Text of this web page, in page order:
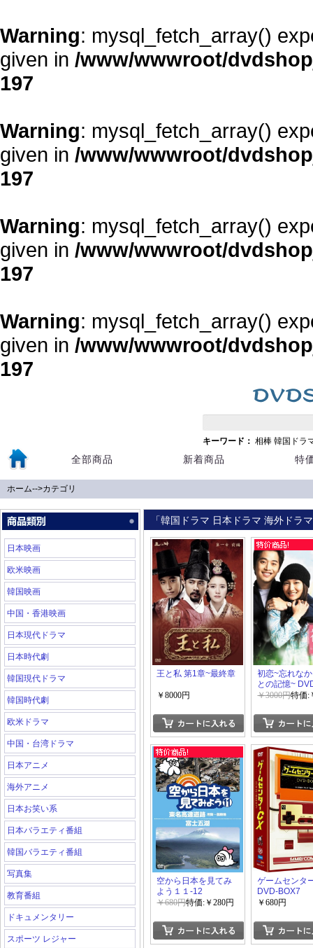
Warning: mysql_fetch_array()
given in /www/wwwroot/
197
Warning: mysql_fetch_array()
given in /www/wwwroot/
197
Warning: mysql_fetch_array()
given in /www/wwwroot/
197
Warning: mysql_fetch_array()
given in /www/wwwroot/
197
キーワード： 相棒 韓国ドラ
全部商品 新着商品 特
ホーム-->カテゴリ
日本映画
欧米映画
韓国映画
中国・香港映画
日本現代ドラマ
日本時代劇
韓国現代ドラマ
韓国時代劇
欧米ドラマ
中国・台湾ドラマ
日本アニメ
海外アニメ
日本お笑い系
日本バラエティ番組
韓国バラエティ番組
写真集
教育番組
ドキュメンタリー
スポーツ レジャー
「韓国ドラマ 日本ドラマ 海外ドラ
王と私 第1章~最終章
￥8000円
初恋~忘れな
との記憶~
1+2
￥3000円特価:
空から日本を見てみ
よう１１-12
￥680円特価:￥280円
ゲームセンタ
DVD-BOX7
￥680円